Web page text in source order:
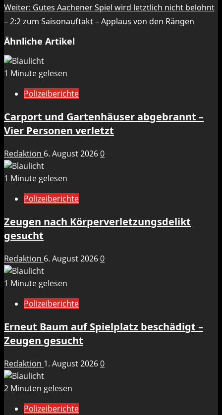
Weiter: Gutes Aachener Spiel wird letztlich nicht belohnt
– 2:2 zum Saisonauftakt – Applaus von den Rängen
Ähnliche Artikel
1 Minute gelesen
Polizeiberichte
Carport und Gartenhäuser abgebrannt –
Vier Personen verletzt
Redaktion 6. August 20260
1 Minute gelesen
Polizeiberichte
Zeugen nach Körperverletzungsdelikt
gesucht
Redaktion 6. August 20260
1 Minute gelesen
Polizeiberichte
Erneut Baum auf Spielplatz beschädigt –
Zeugen gesucht
Redaktion 1. August 20260
2 Minuten gelesen
Polizeiberichte